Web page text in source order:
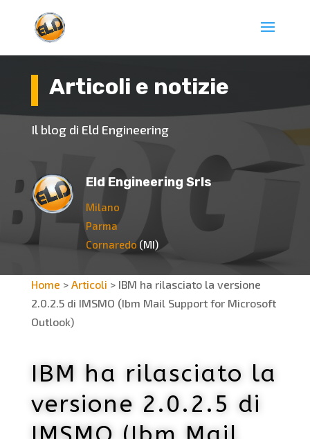
Articoli e notizie
Il blog di Eld Engineering
Eld Engineering Srls
Milano
Parma
Cornaredo(MI)
Home > Articoli > IBM ha rilasciato la versione
2.0.2.5 di IMSMO (Ibm Mail Support for Microsoft
Outlook)
IBM ha rilasciato la
versione 2.0.2.5 di